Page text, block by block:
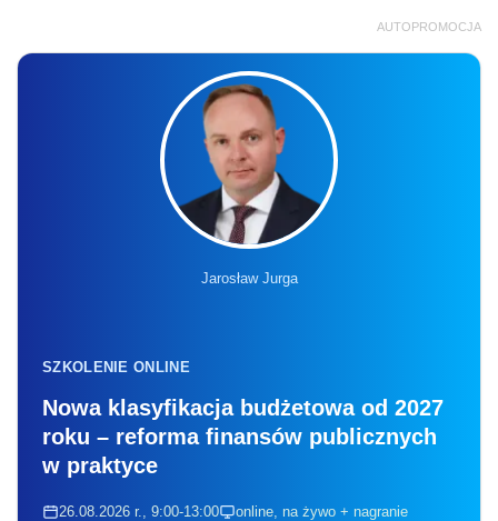
AUTOPROMOCJA
Jarosław Jurga
SZKOLENIE ONLINE
Nowa klasyfikacja budżetowa od 2027
roku – reforma finansów publicznych
w praktyce
26.08.2026 r., 9:00-13:00 online, na żywo + nagranie